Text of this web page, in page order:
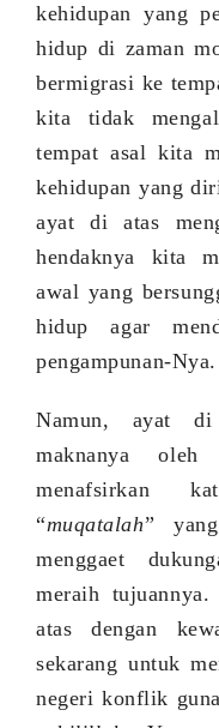
kehidupan yang
hidup di zaman
bermigrasi ke
kita tidak
tempat asal kita
kehidupan yang
ayat di atas
hendaknya kita
awal yang
hidup agar
pengampunan-Nya.
Namun, ayat di
maknanya oleh
menafsirkan
“muqatalah”
menggaet
meraih
atas dengan
sekarang untuk
negeri konflik